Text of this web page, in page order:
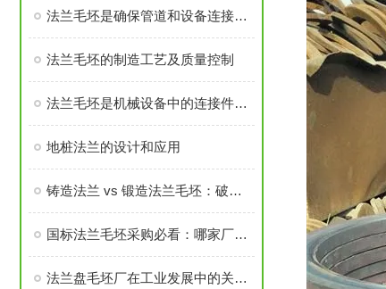
法兰毛坯是确保管道和设备连接密封性、承载力的基础
法兰毛坯的制造工艺及质量控制
法兰毛坯是机械设备中的连接件之一
地桩法兰的设计和应用
铸造法兰 vs 锻造法兰毛坯：破坏性测试告诉你谁更耐用
国标法兰毛坯采购必看：哪家厂家的售后与口碑经得起考验？
法兰盘毛坯厂在工业发展中的关键角色